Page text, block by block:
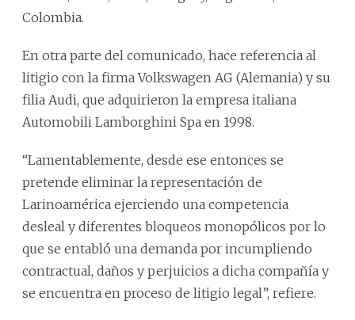
Colombia.
En otra parte del comunicado, hace referencia al
litigio con la firma Volkswagen AG (Alemania) y su
filia Audi, que adquirieron la empresa italiana
Automobili Lamborghini Spa en 1998.
“Lamentablemente, desde ese entonces se
pretende eliminar la representación de
Larinoamérica ejerciendo una competencia
desleal y diferentes bloqueos monopólicos por lo
que se entabló una demanda por incumpliendo
contractual, daños y perjuicios a dicha compañía y
se encuentra en proceso de litigio legal”, refiere.